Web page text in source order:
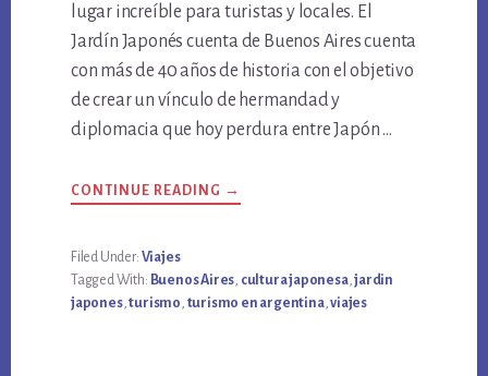
lugar increíble para turistas y locales. El
Jardín Japonés cuenta de Buenos Aires cuenta
con más de 40 años de historia con el objetivo
de crear un vínculo de hermandad y
diplomacia que hoy perdura entre Japón …
CONTINUE READING ABOUT
JARDÍN
→
Filed Under: Viajes
Tagged With: Buenos Aires cultura japonesa,jardin
japones,turismo turismo en argentina,viajes